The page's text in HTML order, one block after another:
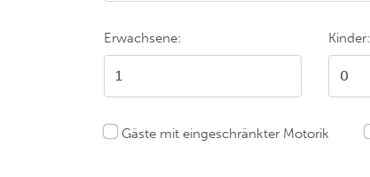
Erwachsene: Kinder:
Gäste mit eingeschränkter Motorik